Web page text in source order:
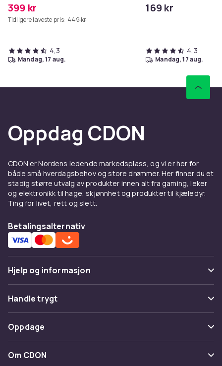
399 kr
Tidligere laveste pris: 449 kr
4,3
mandag, 17 aug.
169 kr
4,3
mandag, 17 aug.
Oppdag CDON
CDON er Nordens ledende markedsplass, og vi er her for
både små hverdagsbehov og store drømmer. Her finner du et
stadig større utvalg av produkter innen alt fra gaming, leker
og elektronikk til hage, skjønnhet og produkter til kjæledyr.
Ting for livet, rett og slett.
Betalingsalternativ
Hjelp og informasjon
Vanlige spørsmål
Spor pakke
Angre & returner her
Kontakt oss
Handle trygt
Betaling
Levering
Oppdage
Kategorier
Om CDON